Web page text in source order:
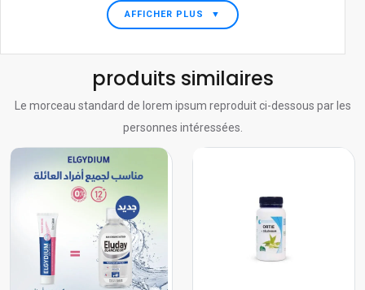
AFFICHER PLUS ▼
produits similaires
Le morceau standard de lorem ipsum reproduit ci-dessous par les
personnes intéressées.